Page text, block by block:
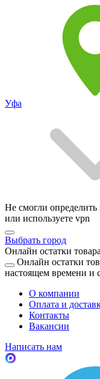
Уфа
Не смогли
или используете vpn
Выбрать город
Онлайн остатки товара
Онлайн остатки
настоящем времени и
О компании
Оплата и
Контакты
Вакансии
Написать нам